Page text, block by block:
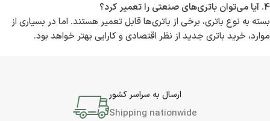
4. آیا می‌توان باتری‌های صنعتی را تعمیر کرد؟
بسته به نوع باتری، برخی از باتری‌ها قابل تعمیر هستند. اما در بسیاری از
موارد، خرید باتری جدید از نظر اقتصادی و کارایی بهتر خواهد بود.
ارسال به سراسر کشور
Shipping nationwide